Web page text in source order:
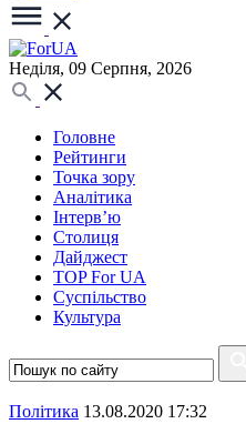
Неділя, 09 Серпня, 2026
Головне
Рейтинги
Точка зору
Аналітика
Інтерв’ю
Столиця
Дайджест
TOP For UA
Суспiльство
Культура
Полiтика 13.08.2020 17:32